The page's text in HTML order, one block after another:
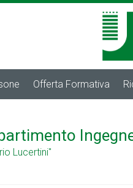
Offerta Formativa
Lucertini"